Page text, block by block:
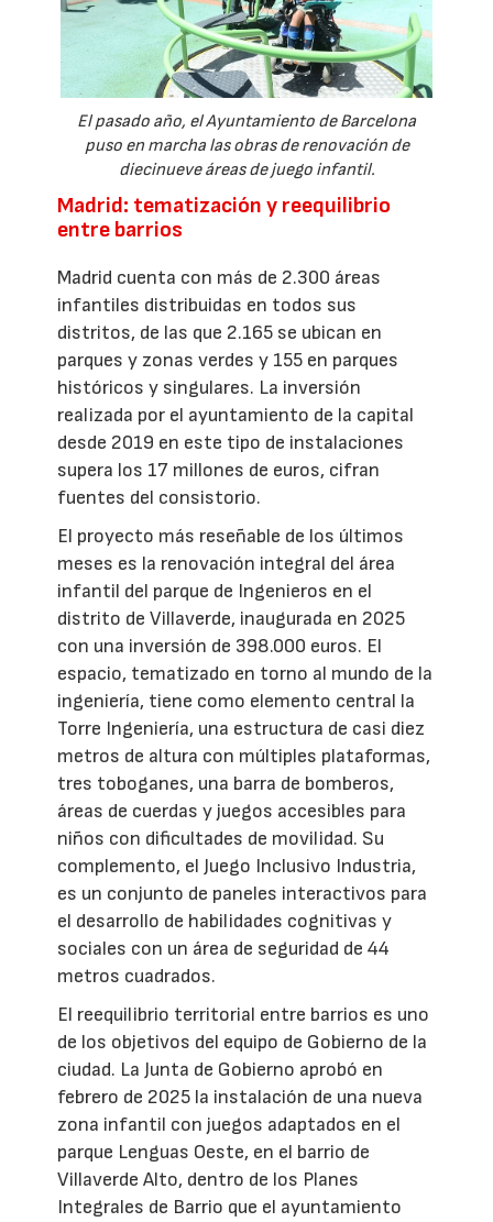
El pasado año, el Ayuntamiento de Barcelona
puso en marcha las obras de renovación de
diecinueve áreas de juego infantil.
Madrid: tematización y reequilibrio
entre barrios
Madrid cuenta con más de 2.300 áreas
infantiles distribuidas en todos sus
distritos, de las que 2.165 se ubican en
parques y zonas verdes y 155 en parques
históricos y singulares. La inversión
realizada por el ayuntamiento de la capital
desde 2019 en este tipo de instalaciones
supera los 17 millones de euros, cifran
fuentes del consistorio.
El proyecto más reseñable de los últimos
meses es la renovación integral del área
infantil del parque de Ingenieros en el
distrito de Villaverde, inaugurada en 2025
con una inversión de 398.000 euros. El
espacio, tematizado en torno al mundo de la
ingeniería, tiene como elemento central la
Torre Ingeniería, una estructura de casi diez
metros de altura con múltiples plataformas,
tres toboganes, una barra de bomberos,
áreas de cuerdas y juegos accesibles para
niños con dificultades de movilidad. Su
complemento, el Juego Inclusivo Industria,
es un conjunto de paneles interactivos para
el desarrollo de habilidades cognitivas y
sociales con un área de seguridad de 44
metros cuadrados.
El reequilibrio territorial entre barrios es uno
de los objetivos del equipo de Gobierno de la
ciudad. La Junta de Gobierno aprobó en
febrero de 2025 la instalación de una nueva
zona infantil con juegos adaptados en el
parque Lenguas Oeste, en el barrio de
Villaverde Alto, dentro de los Planes
Integrales de Barrio que el ayuntamiento